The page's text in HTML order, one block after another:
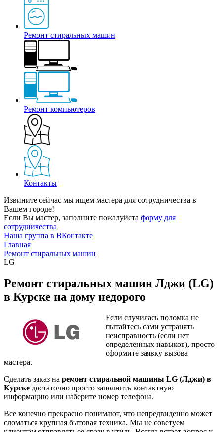
Ремонт стиральных машин
Ремонт компьютеров
Контакты
Извините сейчас мы ищем мастера для сотрудничества в
Вашем городе!
Если Вы мастер, заполните пожалуйста форму для
сотрудничества
Наша группа в ВКонтакте
Главная
Ремонт стиральных машин
LG
Ремонт стиральных машин Лджи (LG)
в Курске на дому недорого
Если случилась поломка не
пытайтесь сами устранять
неисправность (если нет
определенных навыков), просто
оформите заявку вызова
мастера.
Сделать заказ на ремонт стиральной машины LG (Лджи) в
Курске достаточно просто заполнить контактную
информацию или наберите номер телефона.
Все конечно прекрасно понимают, что непредвиденно может
сломаться крупная бытовая техника. Мы не советуем